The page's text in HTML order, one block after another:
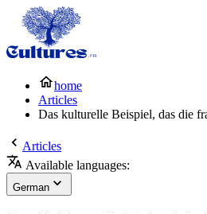
home
Articles
Das kulturelle Beispiel, das die
Articles
Available languages:
German